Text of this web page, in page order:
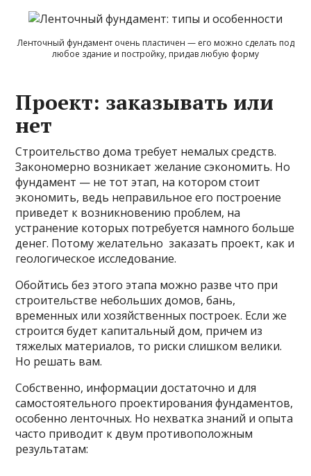
Ленточный фундамент очень пластичен — его можно сделать под
любое здание и постройку, придав любую форму
Проект: заказывать или
нет
Строительство дома требует немалых средств.
Закономерно возникает желание сэкономить. Но
фундамент — не тот этап, на котором стоит
экономить, ведь неправильное его построение
приведет к возникновению проблем, на
устранение которых потребуется намного больше
денег. Потому желательно заказать проект, как и
геологическое исследование.
Обойтись без этого этапа можно разве что при
строительстве небольших домов, бань,
временных или хозяйственных построек. Если же
строится будет капитальный дом, причем из
тяжелых материалов, то риски слишком велики.
Но решать вам.
Собственно, информации достаточно и для
самостоятельного проектирования фундаментов,
особенно ленточных. Но нехватка знаний и опыта
часто приводит к двум противоположным
результатам: